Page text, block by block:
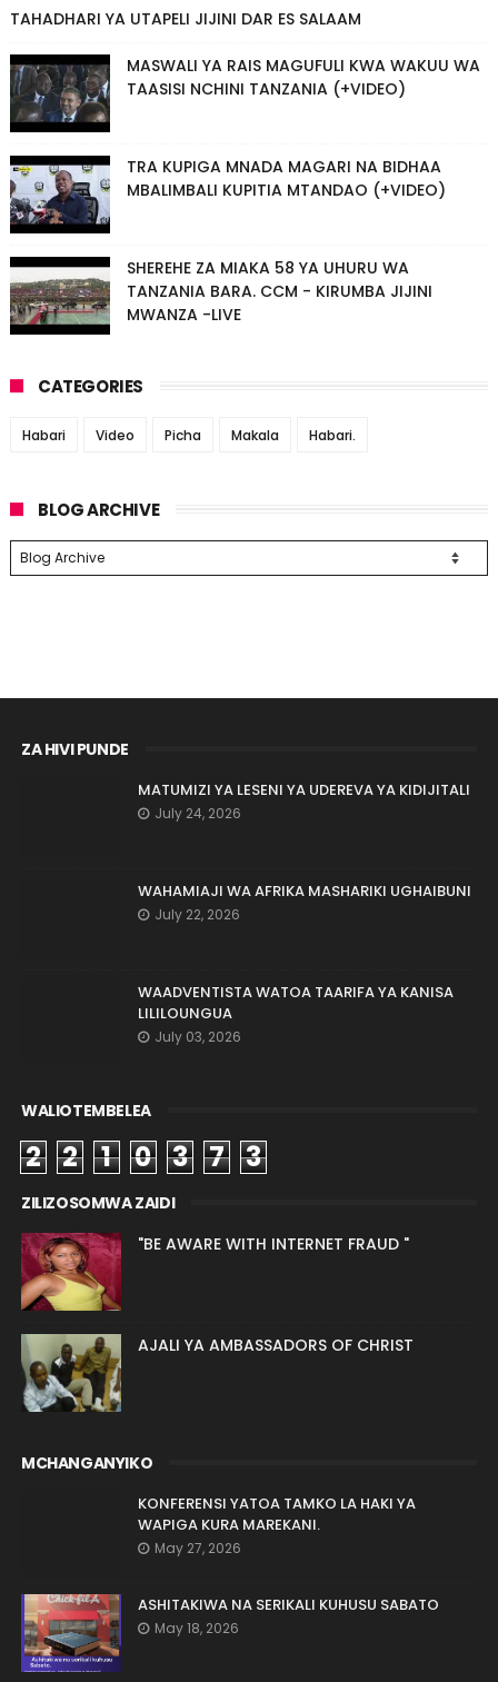
TAHADHARI YA UTAPELI JIJINI DAR ES SALAAM
MASWALI YA RAIS MAGUFULI KWA WAKUU WA
TAASISI NCHINI TANZANIA (+VIDEO)
TRA KUPIGA MNADA MAGARI NA BIDHAA
MBALIMBALI KUPITIA MTANDAO (+VIDEO)
SHEREHE ZA MIAKA 58 YA UHURU WA
TANZANIA BARA. CCM - KIRUMBA JIJINI
MWANZA -LIVE
CATEGORIES
Habari Video Picha Makala Habari.
BLOG ARCHIVE
ZA HIVI PUNDE
MATUMIZI YA LESENI YA UDEREVA YA KIDIJITALI
July 24, 2026
WAHAMIAJI WA AFRIKA MASHARIKI UGHAIBUNI
July 22, 2026
WAADVENTISTA WATOA TAARIFA YA KANISA
LILILOUNGUA
July 03, 2026
WALIOTEMBELEA
2 2 1 0 3 7 3
ZILIZOSOMWA ZAIDI
"BE AWARE WITH INTERNET FRAUD "
AJALI YA AMBASSADORS OF CHRIST
MCHANGANYIKO
KONFERENSI YATOA TAMKO LA HAKI YA
WAPIGA KURA MAREKANI.
May 27, 2026
ASHITAKIWA NA SERIKALI KUHUSU SABATO
May 18, 2026